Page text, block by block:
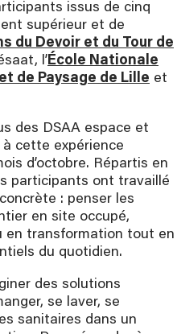
issus de cinq
supérieur et de
du Devoir et du Tour de
l’École Nationale
de Paysage de Lille et
des DSAA espace et
cette expérience
d’octobre. Répartis en
participants ont travaillé
: penser les
en site occupé,
en transformation tout en
du quotidien.
des solutions
se laver, se
sanitaires dans un